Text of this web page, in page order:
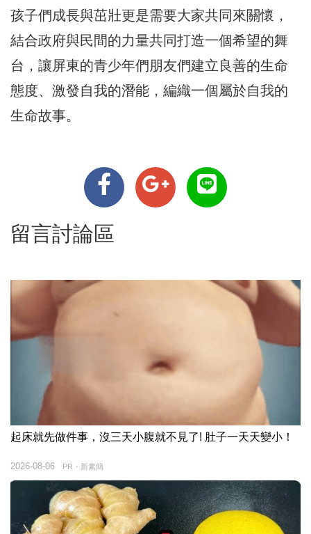
孩子們成長與茁壯更是需要大家共同來關懷，
結合政府與民間的力量共同打造一個希望的舞
台，讓屏東的青少年們朋友們建立良善的生命
態度、激發自我的潛能，編織一個屬於自我的
生命故事。
留言討論區
起床就先做件事，沒三天小腹就不見了! 肚子一天天變小！
PR・新素簡
2026-08-06